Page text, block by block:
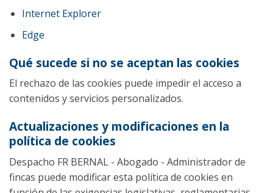
Internet Explorer
Edge
Qué sucede si no se aceptan las cookies
El rechazo de las cookies puede impedir el acceso a
contenidos y servicios personalizados.
Actualizaciones y modificaciones en la
política de cookies
Despacho FR BERNAL - Abogado - Administrador de
fincas puede modificar esta política de cookies en